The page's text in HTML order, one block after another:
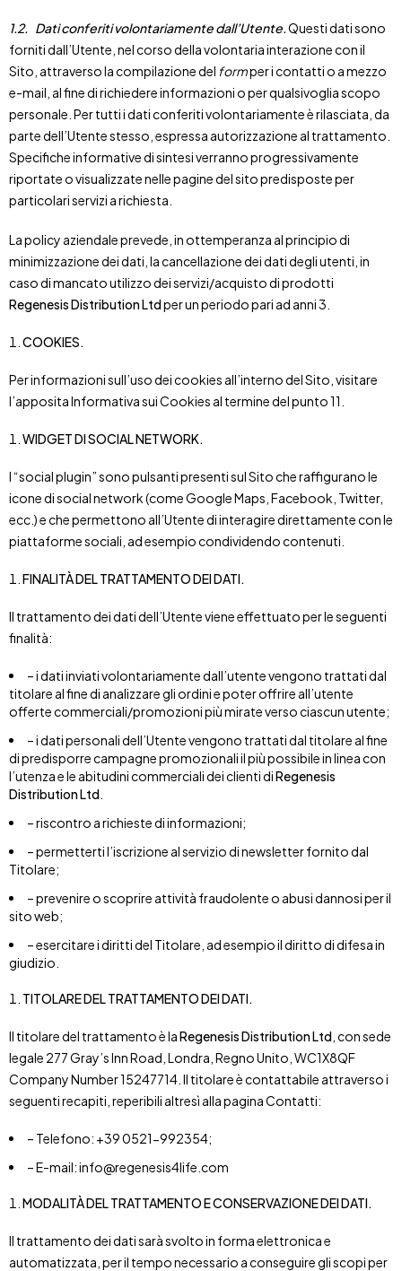
1.2. Dati conferiti volontariamente dall’Utente.Questi dati sono
forniti dall’Utente, nel corso della volontaria interazione con il
Sito, attraverso la compilazione del formper i contatti o a mezzo
e-mail, al fine di richiedere informazioni o per qualsivoglia scopo
personale. Per tutti i dati conferiti volontariamente è rilasciata, da
parte dell’Utente stesso, espressa autorizzazione al trattamento.
Specifiche informative di sintesi verranno progressivamente
riportate o visualizzate nelle pagine del sito predisposte per
particolari servizi a richiesta.
La policy aziendale prevede, in ottemperanza al principio di
minimizzazione dei dati, la cancellazione dei dati degli utenti, in
caso di mancato utilizzo dei servizi/acquisto di prodotti
Regenesis Distribution Ltdper un periodo pari ad anni 3.
COOKIES.
Per informazioni sull’uso dei cookies all’interno del Sito, visitare
l’apposita Informativa sui Cookies al termine del punto 11.
WIDGET DI SOCIAL NETWORK.
I “social plugin” sono pulsanti presenti sul Sito che raffigurano le
icone di social network (come Google Maps, Facebook, Twitter,
ecc.) e che permettono all’Utente di interagire direttamente con le
piattaforme sociali, ad esempio condividendo contenuti.
FINALITÀ DEL TRATTAMENTO DEI DATI.
Il trattamento dei dati dell’Utente viene effettuato per le seguenti
finalità:
– i dati inviati volontariamente dall’utente vengono trattati dal
titolare al fine di analizzare gli ordini e poter offrire all’utente
offerte commerciali/promozioni più mirate verso ciascun utente;
– i dati personali dell’Utente vengono trattati dal titolare al fine
di predisporre campagne promozionali il più possibile in linea con
l’utenza e le abitudini commerciali dei clienti diRegenesis
Distribution Ltd
– riscontro a richieste di informazioni;
– permetterti l’iscrizione al servizio di newsletter fornito dal
Titolare;
– prevenire o scoprire attività fraudolente o abusi dannosi per il
sito web;
– esercitare i diritti del Titolare, ad esempio il diritto di difesa in
giudizio.
TITOLARE DEL TRATTAMENTO DEI DATI.
Il titolare del trattamento è laRegenesis Distribution Ltd , con sede
legale 277 Gray’s Inn Road, Londra, Regno Unito, WC1X8QF
Company Number 15247714. Il titolare è contattabile attraverso i
seguenti recapiti, reperibili altresì alla pagina Contatti:
– Telefono: +39 0521-992354;
– E-mail: info@regenesis4life.com
MODALITÀ DEL TRATTAMENTO E CONSERVAZIONE DEI DATI.
Il trattamento dei dati sarà svolto in forma elettronica e
automatizzata, per il tempo necessario a conseguire gli scopi per